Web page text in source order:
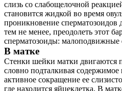
слизь со слабощелочной
становится жидкой во время
проникновение сперматозоидов
тем не менее, преодолеть этот
сперматозоиды: малоподвижные
В матке
Стенки шейки матки двигаются
словно подталкивая содержимое
активное сокращение ее
где находится яйцеклетка. В